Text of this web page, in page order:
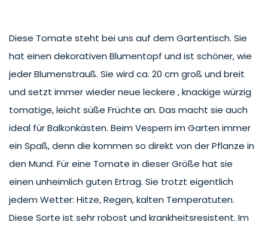
Diese Tomate steht bei uns auf dem Gartentisch. Sie
hat einen dekorativen Blumentopf und ist schöner, wie
jeder Blumenstrauß. Sie wird ca. 20 cm groß und breit
und setzt immer wieder neue leckere , knackige würzig
tomatige, leicht süße Früchte an. Das macht sie auch
ideal für Balkonkästen. Beim Vespern im Garten immer
ein Spaß, denn die kommen so direkt von der Pflanze in
den Mund. Für eine Tomate in dieser Größe hat sie
einen unheimlich guten Ertrag. Sie trotzt eigentlich
jedem Wetter: Hitze, Regen, kalten Temperatuten.
Diese Sorte ist sehr robost und krankheitsresistent. Im